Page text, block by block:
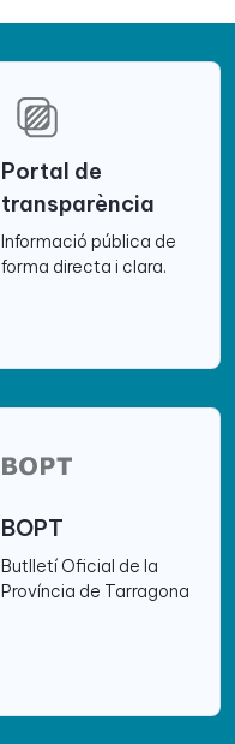
Portal de
transparència
Informació pública de
forma directa i clara.
BOPT
Butlletí Oficial de la
Província de Tarragona